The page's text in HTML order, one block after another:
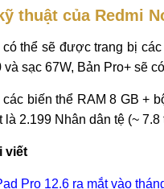
thuật của Redmi
có thể sẽ được trang bị
và sạc 67W, Bản Pro+ sẽ
các biến thể RAM 8 GB +
2.199 Nhân dân tệ (~
viết
Pro 12.6 ra mắt vào